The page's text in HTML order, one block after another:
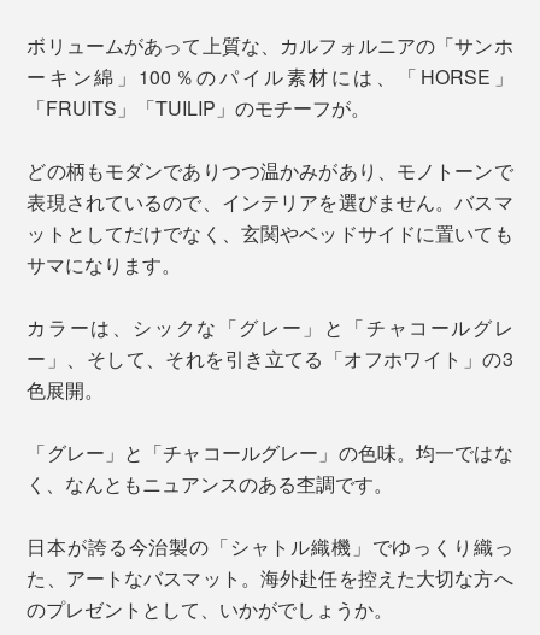
ボリュームがあって上質な、カルフォルニアの「サンホ
ーキン綿」100％のパイル素材には、「HORSE」
「FRUITS」「TUILIP」のモチーフが。
どの柄もモダンでありつつ温かみがあり、モノトーンで
表現されているので、インテリアを選びません。バスマ
ットとしてだけでなく、玄関やベッドサイドに置いても
サマになります。
カラーは、シックな「グレー」と「チャコールグレ
ー」、そして、それを引き立てる「オフホワイト」の3
色展開。
「グレー」と「チャコールグレー」の色味。均一ではな
く、なんともニュアンスのある杢調です。
日本が誇る今治製の「シャトル織機」でゆっくり織っ
た、アートなバスマット。海外赴任を控えた大切な方へ
のプレゼントとして、いかがでしょうか。